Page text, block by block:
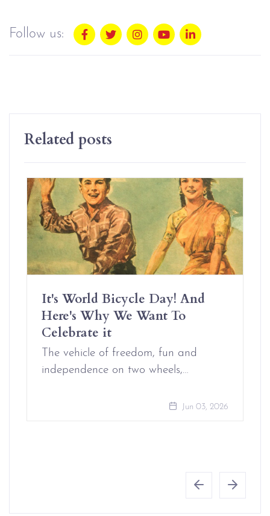
Follow us:
Related posts
It's World Bicycle Day! And
Here's Why We Want To
Celebrate it
The vehicle of freedom, fun and
independence on two wheels,…
Jun 03, 2026